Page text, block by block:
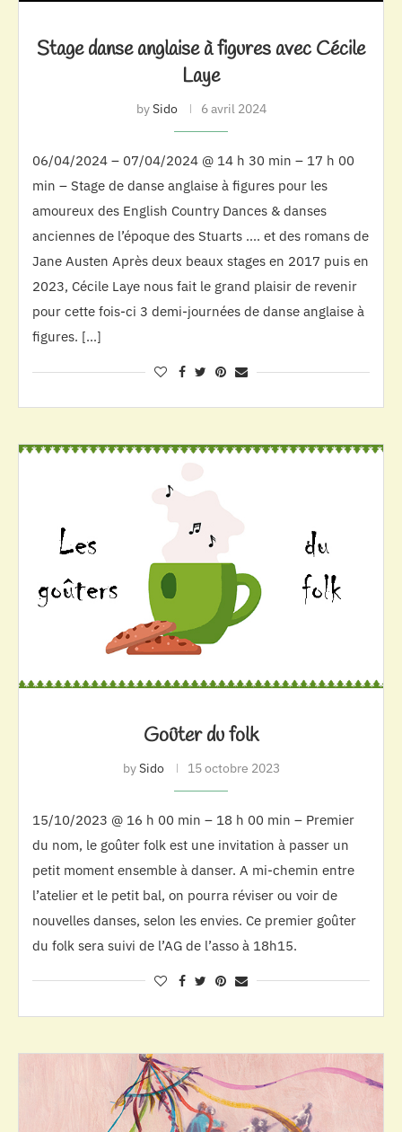
Stage danse anglaise à figures avec Cécile
Laye
bySido 6 avril 2024
06/04/2024 – 07/04/2024 @ 14 h 30 min – 17 h 00
min – Stage de danse anglaise à figures pour les
amoureux des English Country Dances & danses
anciennes de l’époque des Stuarts …. et des romans de
Jane Austen Après deux beaux stages en 2017 puis en
2023, Cécile Laye nous fait le grand plaisir de revenir
pour cette fois-ci 3 demi-journées de danse anglaise à
figures. […]
Goûter du folk
bySido 15 octobre 2023
15/10/2023 @ 16 h 00 min – 18 h 00 min – Premier
du nom, le goûter folk est une invitation à passer un
petit moment ensemble à danser. A mi-chemin entre
l’atelier et le petit bal, on pourra réviser ou voir de
nouvelles danses, selon les envies. Ce premier goûter
du folk sera suivi de l’AG de l’asso à 18h15.